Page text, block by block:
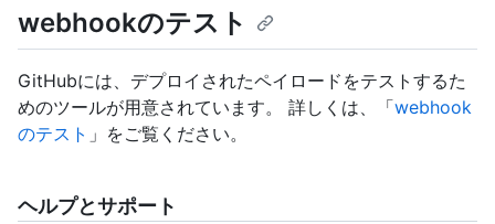
webhookのテスト
GitHubには、デプロイされたペイロードをテストするた
めのツールが用意されています。 詳しくは、「webhook
のテスト 」をご覧ください。
ヘルプとサポート